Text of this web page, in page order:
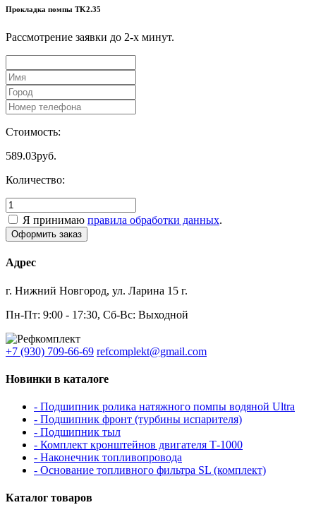
Прокладка помпы TK2.35
Рассмотрение заявки до 2-x минут.
Стоимость:
589.03руб.
Количество:
Я принимаю правила обработки данных.
Адрес
г. Нижний Новгород, ул. Ларина 15 г.
Пн-Пт: 9:00 - 17:30, Сб-Вс: Выходной
+7 (930) 709-66-69 refcomplekt@gmail.com
Новинки в каталоге
- Подшипник ролика натяжного помпы водяной Ultra
- Подшипник фронт (турбины испарителя)
- Подшипник тыл
- Комплект кронштейнов двигателя Т-1000
- Наконечник топливопровода
- Основание топливного фильтра SL (комплект)
Каталог товаров